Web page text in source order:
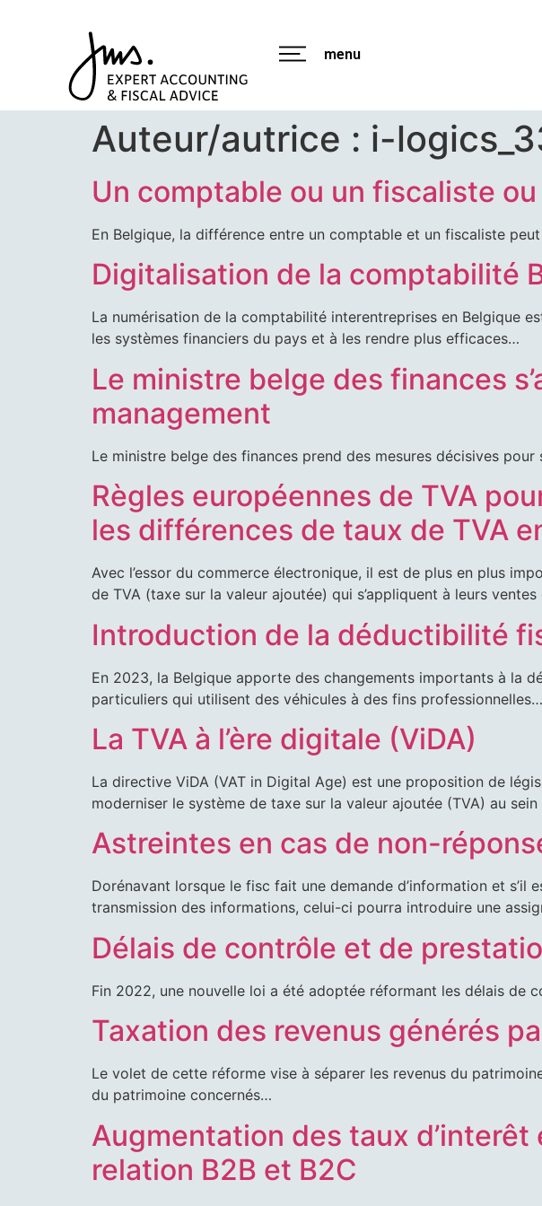
menu
Auteur/autrice : i-
Un comptable ou un fiscaliste
En Belgique, la différence entre un comptable et un fiscaliste
Digitalisation de la comptabilité
La numérisation de la comptabilité interentreprises en Belgique
les systèmes financiers du pays et à les rendre plus efficaces…
Le ministre belge des finances
management
Le ministre belge des finances prend des mesures décisives
Règles européennes de TVA
les différences de taux de TVA
Avec l’essor du commerce électronique, il est de plus en plus
de TVA (taxe sur la valeur ajoutée) qui s’appliquent à leurs
Introduction de la déductibilité
En 2023, la Belgique apporte des changements importants à la
particuliers qui utilisent des véhicules à des fins professionnelles…
La TVA à l’ère digitale (ViDA)
La directive ViDA (VAT in Digital Age) est une proposition de
moderniser le système de taxe sur la valeur ajoutée (TVA) au
Astreintes en cas de non-
Dorénavant lorsque le fisc fait une demande d’information et
transmission des informations, celui-ci pourra introduire une
Délais de contrôle et de
Fin 2022, une nouvelle loi a été adoptée réformant les délais
Taxation des revenus générés
Le volet de cette réforme vise à séparer les revenus du
du patrimoine concernés…
Augmentation des taux
relation B2B et B2C
JOBS
M.
info@jmstaxaudit.be